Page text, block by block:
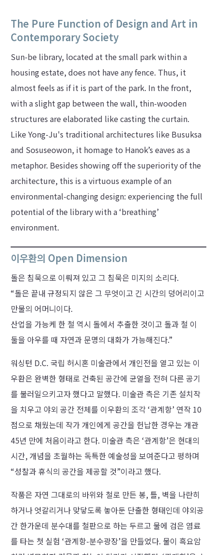
The Pure Function of Design and Art in
Contemporary Society
Sun-be library, located at the small park within a
housing estate, does not have any fence. Thus, it
almost feels as if it is part of the park. In the front,
with a slight gap between the wall, thin-wooden
structures are elaborated like casting the curtain.
Like Yong-Ju's traditional architectures like Busuksa
and Sosuseowon, it homage to Hanok’s eaves as a
metaphor. Besides showing off the superiority of the
architecture, this is a virtuous example of an
environmental-changing design: experiencing the full
potential of the library with a ‘breathing’
environment.
이우환의 Open Dimension
돌은 침묵으로 이뤄져 있고 그 침묵은 미지의 소리다.
“돌은 끝내 규정되지 않은 그 무엇이고 긴 시간의 덩어리이고
만물의 어머니이다.
산업을 가능케 한 철 역시 돌에서 추출한 것이고 돌과 철 이
둘을 아우를 때 자연과 문명의 대화가 가능해진다.”
워싱턴 D.C. 국립 허시혼 미술관에서 개인전을 열고 있는 이
우환은 완벽한 형태로 건축된 공간에 균열을 전혀 다른 공기
를 불러일으키고자 했다고 말했다. 미술관 측은 기존 설치작
을 치우고 야외 공간 전체를 이우환의 조각 ‘관계항’ 연작 10
점으로 채웠는데 작가 개인에게 공간을 헌납한 경우는 개관
45년 만에 처음이라고 한다. 미술관 측은 ‘관계항’은 현대의
시간, 개념을 초월하는 독특한 예술성을 보여준다고 평하며
“성찰과 휴식의 공간을 제공할 것”이라고 했다.
작품은 자연 그대로의 바위와 철로 만든 봉, 틀, 벽을 나란히
하거나 엇갈리거나 맞닿도록 놓아둔 단출한 형태인데 야외공
간 한가운데 분수대를 철판으로 하는 두르고 물에 검은 염료
를 타는 첫 실험 ‘관계항-분수광장’을 만들었다. 물이 흑요암